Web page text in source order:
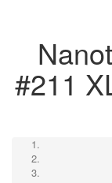
#211